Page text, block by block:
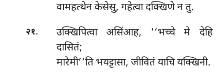
वामहत्थेन केसेसु, गहेत्वा दक्खिणे न तु.
२१.
उक्खिपित्वा असिंआह, ‘‘भच्चे मे देहि
दासितं;
मारेमी’’ति भयट्टासा, जीवितं याचि यक्खिनी.